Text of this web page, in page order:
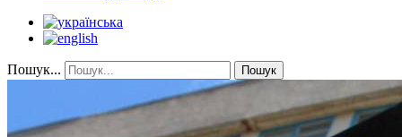
Пошук... Пошук